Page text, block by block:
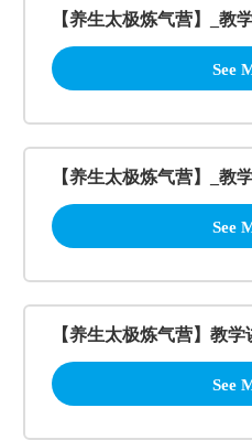
【养生太极炼气营】_教
See
【养生太极炼气营】_教
See
【养生太极炼气营】教
See